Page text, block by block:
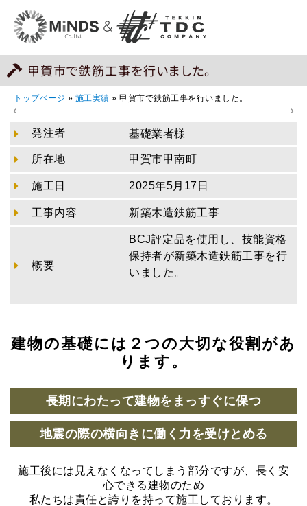
甲賀市で鉄筋工事を行いました。
トップページ » 施工実績 » 甲賀市で鉄筋工事を行いました。
発注者 基礎業者様
所在地 甲賀市甲南町
施工日 2025年5月17日
工事内容 新築木造鉄筋工事
概要
BCJ評定品を使用し、技能資格
保持者が新築木造鉄筋工事を行
いました。
建物の基礎には２つの大切な役割があ
ります。
長期にわたって建物をまっすぐに保つ
地震の際の横向きに働く力を受けとめる
施工後には見えなくなってしまう部分ですが、長く安
心できる建物のため
私たちは責任と誇りを持って施工しております。